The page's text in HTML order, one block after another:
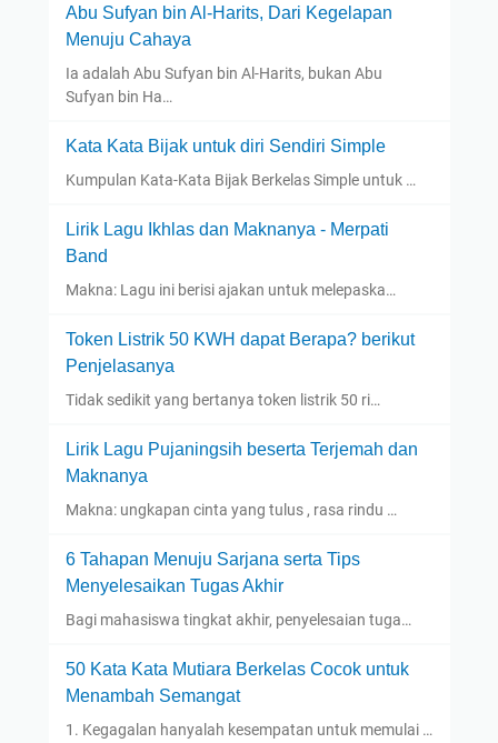
Abu Sufyan bin Al-Harits, Dari Kegelapan
Menuju Cahaya
Ia adalah Abu Sufyan bin Al-Harits, bukan Abu
Sufyan bin Ha…
Kata Kata Bijak untuk diri Sendiri Simple
Kumpulan Kata-Kata Bijak Berkelas Simple untuk …
Lirik Lagu Ikhlas dan Maknanya - Merpati
Band
Makna: Lagu ini berisi ajakan untuk melepaska…
Token Listrik 50 KWH dapat Berapa? berikut
Penjelasanya
Tidak sedikit yang bertanya token listrik 50 ri…
Lirik Lagu Pujaningsih beserta Terjemah dan
Maknanya
Makna: ungkapan cinta yang tulus , rasa rindu …
6 Tahapan Menuju Sarjana serta Tips
Menyelesaikan Tugas Akhir
Bagi mahasiswa tingkat akhir, penyelesaian tuga…
50 Kata Kata Mutiara Berkelas Cocok untuk
Menambah Semangat
1. Kegagalan hanyalah kesempatan untuk memulai …